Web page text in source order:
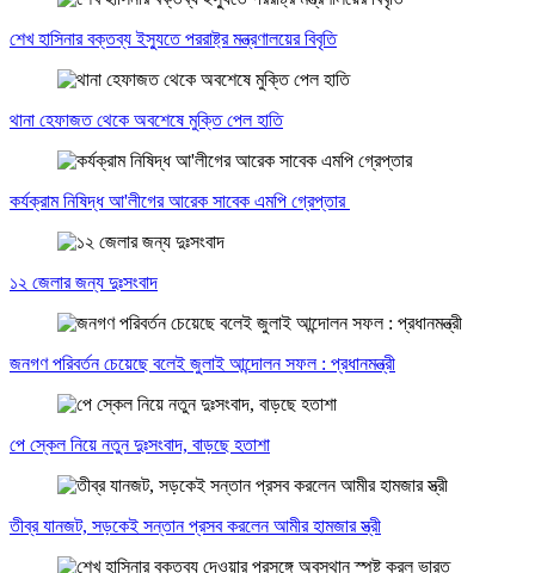
শেখ হাসিনার বক্তব্য ইস্যুতে পররাষ্ট্র মন্ত্রণালয়ের বিবৃতি
থানা হেফাজত থেকে অবশেষে মুক্তি পেল হাতি
কর্যক্রাম নিষিদ্ধ আ'লীগের আরেক সাবেক এমপি গ্রেপ্তার
১২ জেলার জন্য দুঃসংবাদ
জনগণ পরিবর্তন চেয়েছে বলেই জুলাই আন্দোলন সফল : প্রধানমন্ত্রী
পে স্কেল নিয়ে নতুন দুঃসংবাদ, বাড়ছে হতাশা
তীব্র যানজট, সড়কেই সন্তান প্রসব করলেন আমীর হামজার স্ত্রী